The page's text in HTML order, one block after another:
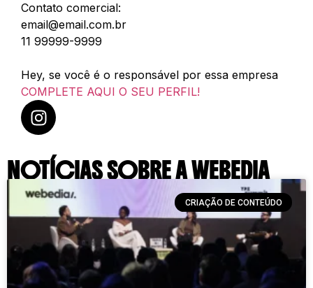
Contato comercial:
email@email.com.br
11 99999-9999
Hey, se você é o responsável por essa empresa
COMPLETE AQUI O SEU PERFIL!
NOTÍCIAS SOBRE A WEBEDIA
CRIAÇÃO DE CONTEÚDO